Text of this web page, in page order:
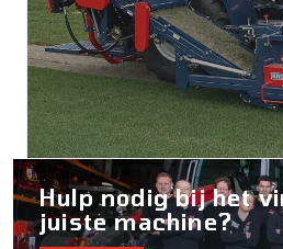
Hulp nodig bij het
juiste machine?